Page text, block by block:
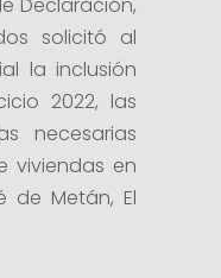
solicitó al
la inclusión
2022, las
necesarias
viviendas en
de Metán, El